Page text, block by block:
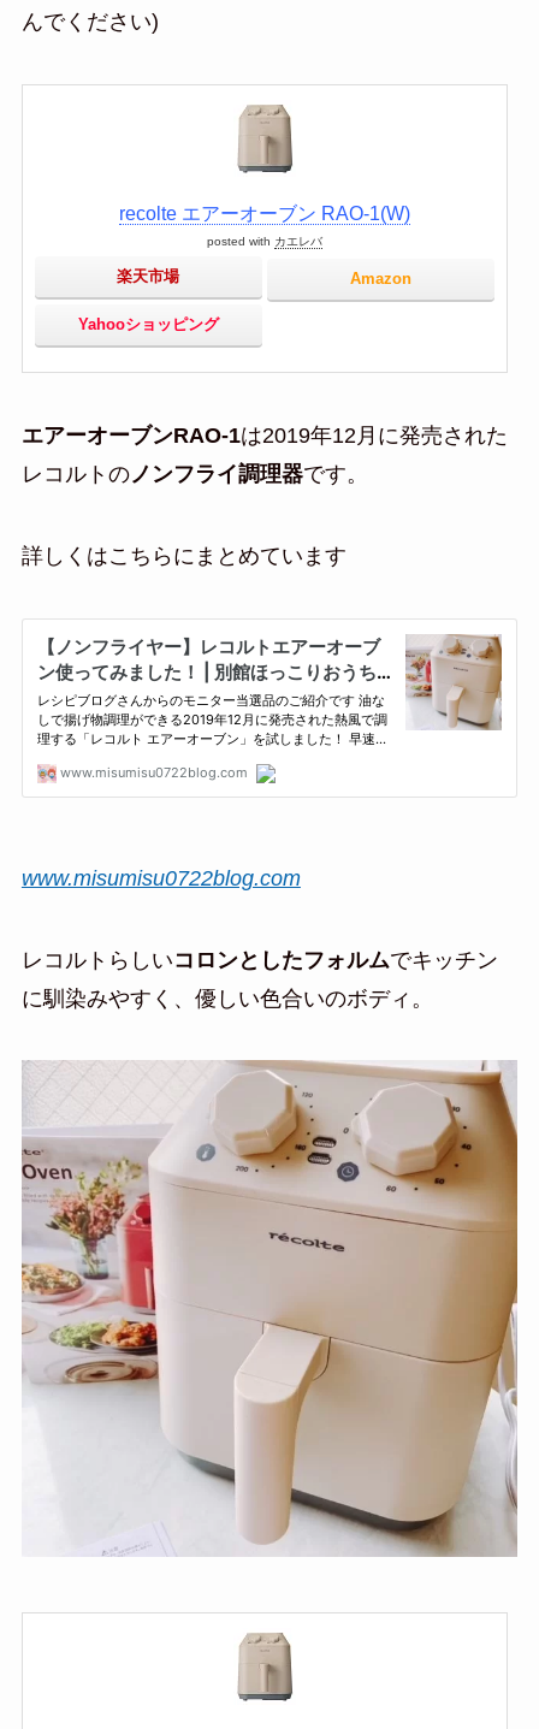
んでください)
recolte エアーオーブン RAO-1(W)
posted with カエレバ
楽天市場 Amazon
Yahooショッピング
エアーオーブンRAO-1は2019年12月に発売された
レコルトのノンフライ調理器です。
詳しくはこちらにまとめています
www.misumisu0722blog.com
レコルトらしいコロンとしたフォルムでキッチン
に馴染みやすく、優しい色合いのボディ。